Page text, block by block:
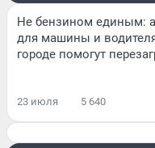
Не бензином единым:
для машины и
городе помогут
23 июля 5 640